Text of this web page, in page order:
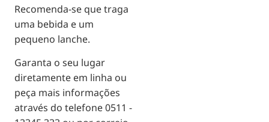
Recomenda-se que traga
uma bebida e um
pequeno lanche.
Garanta o seu lugar
diretamente em linha ou
peça mais informações
através do telefone 0511 -